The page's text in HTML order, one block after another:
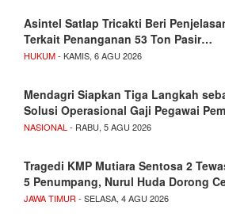
Asintel Satlap Tricakti Beri
Terkait Penanganan 53 Ton Pasir…
HUKUM- KAMIS, 6 AGU 2026
Mendagri Siapkan Tiga Langkah
Solusi Operasional Gaji Pegawai
NASIONAL - RABU, 5 AGU 2026
Tragedi KMP Mutiara Sentosa 2
5 Penumpang, Nurul Huda Dorong
JAWA TIMUR - SELASA, 4 AGU 2026